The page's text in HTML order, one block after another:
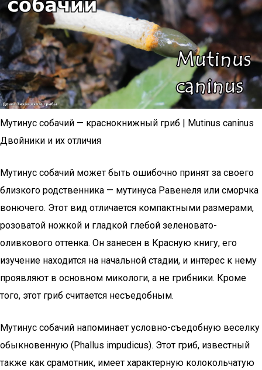
Мутинус собачий — краснокнижный гриб | Mutinus caninus
Двойники и их отличия
Мутинус собачий может быть ошибочно принят за своего
близкого родственника — мутинуса Равенеля или сморчка
вонючего. Этот вид отличается компактными размерами,
розоватой ножкой и гладкой глебой зеленовато-
оливкового оттенка. Он занесен в Красную книгу, его
изучение находится на начальной стадии, и интерес к нему
проявляют в основном микологи, а не грибники. Кроме
того, этот гриб считается несъедобным.
Мутинус собачий напоминает условно-съедобную веселку
обыкновенную (Phallus impudicus). Этот гриб, известный
также как срамотник, имеет характерную колокольчатую